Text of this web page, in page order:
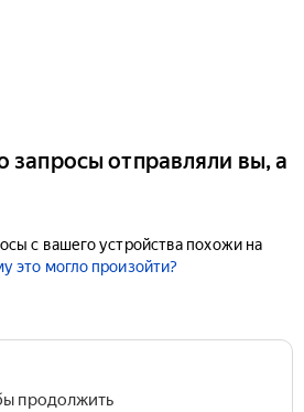
запросы отправляли вы, а
с вашего устройства похожи на
это могло произойти?
продолжить